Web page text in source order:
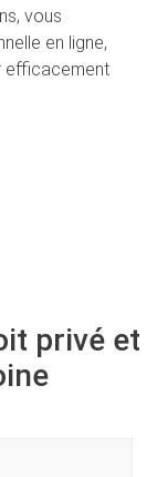
vous
en ligne,
efficacement
privé et